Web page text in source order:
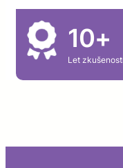
10+
Let